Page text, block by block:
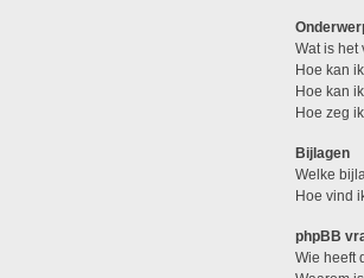
Wat is het
Hoe kan
Hoe kan
Hoe zeg
Bijlagen
Welke
Hoe vind
phpBB
Wie heeft